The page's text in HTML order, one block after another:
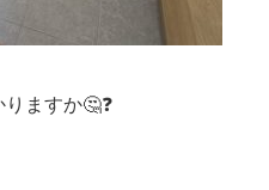
ますか🤔❓